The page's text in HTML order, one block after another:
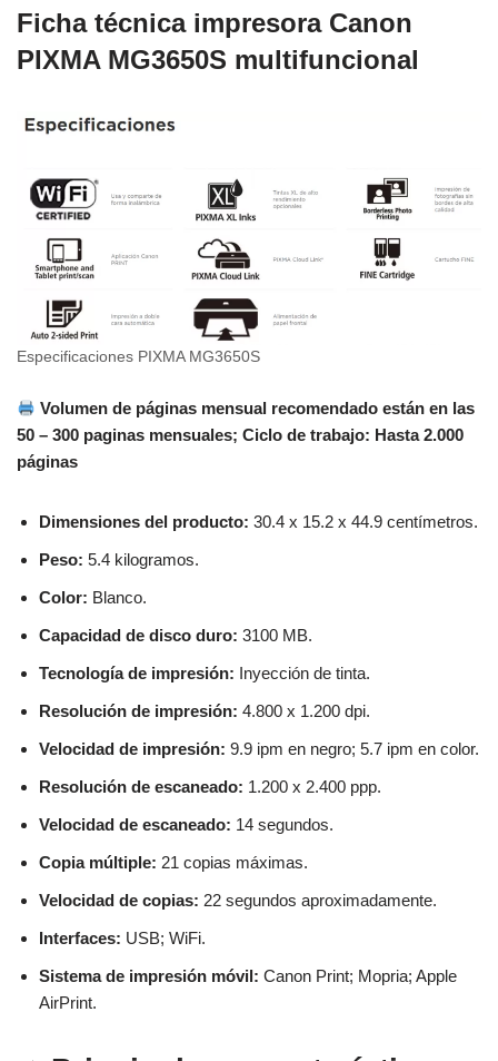
Ficha técnica impresora Canon
PIXMA MG3650S multifuncional
Especificaciones PIXMA MG3650S
Volumen de páginas mensual recomendado están en las
50 – 300 paginas mensuales; Ciclo de trabajo: Hasta 2.000
páginas
Dimensiones del producto: 30.4 x 15.2 x 44.9 centímetros.
Peso: 5.4 kilogramos.
Color: Blanco.
Capacidad de disco duro: 3100 MB.
Tecnología de impresión: Inyección de tinta.
Resolución de impresión: 4.800 x 1.200 dpi.
Velocidad de impresión: 9.9 ipm en negro; 5.7 ipm en color.
Resolución de escaneado: 1.200 x 2.400 ppp.
Velocidad de escaneado: 14 segundos.
Copia múltiple: 21 copias máximas.
Velocidad de copias: 22 segundos aproximadamente.
Interfaces: USB; WiFi.
Sistema de impresión móvil: Canon Print; Mopria; Apple
AirPrint.